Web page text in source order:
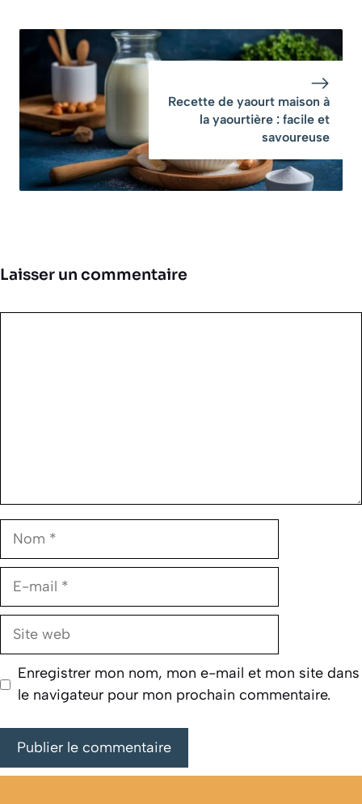
Recette de yaourt maison à
la yaourtière : facile et
savoureuse
Laisser un commentaire
Nom
E-
Site
Enregistrer mon nom, mon e-mail et mon site dans
le navigateur pour mon prochain commentaire.